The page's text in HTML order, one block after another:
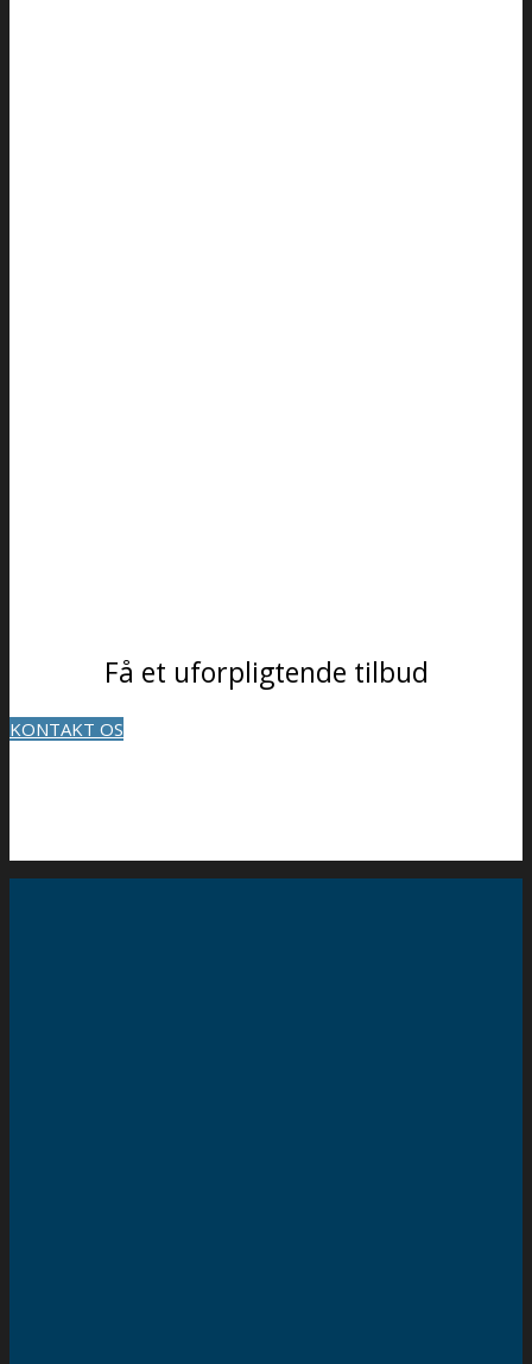
Få et uforpligtende tilbud
KONTAKT OS